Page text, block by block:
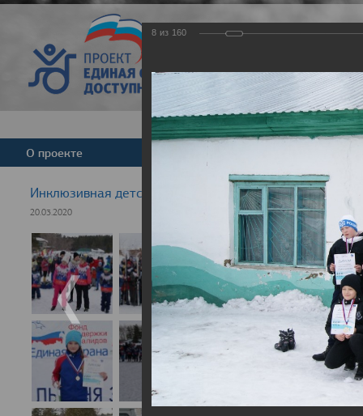
Версия для
О проекте
Инклюзивная детская гонка "Лыжня здоровья" 2020
20.03.2020
8 из 160